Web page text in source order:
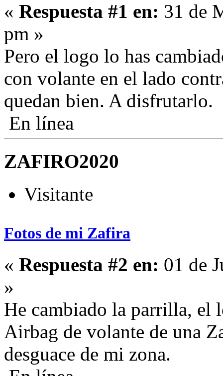
« Respuesta #1 en: 31 de
pm »
Pero el logo lo has
con volante en el lado
quedan bien. A disfrutarlo.
En línea
ZAFIRO2020
Visitante
Fotos de mi Zafira
« Respuesta #2 en: 01 de
»
He cambiado la parrilla, el
Airbag de volante de una
desguace de mi zona.